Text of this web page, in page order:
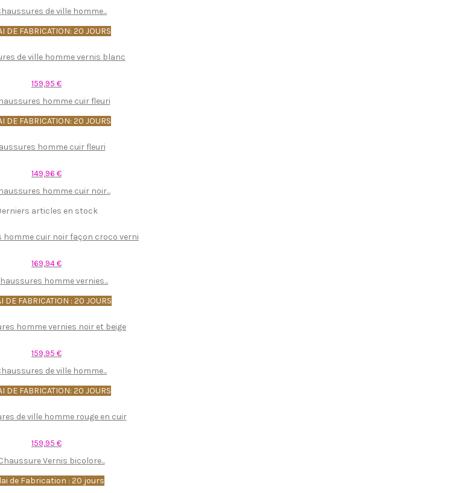
DE FABRICATION: 20 JOURS
de ville homme vernis blanc
159,95 €
DE FABRICATION: 20 JOURS
homme cuir fleuri
149,96 €
articles en stock
homme cuir noir façon croco verni
169,94 €
DE FABRICATION : 20 JOURS
homme vernies noir et beige
159,95 €
DE FABRICATION: 20 JOURS
de ville homme rouge en cuir
159,95 €
de Fabrication : 20 jours